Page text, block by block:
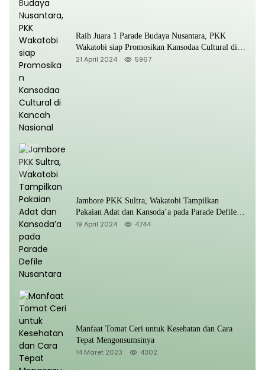
Raih Juara 1 Parade Budaya Nusantara, PKK
Wakatobi siap Promosikan Kansodaa Cultural di
Kancah Nasional
21 April 2024 5967
Jambore PKK Sultra, Wakatobi Tampilkan
Pakaian Adat dan Kansoda’a pada Parade Defile
Nusantara
19 April 2024 4744
Manfaat Tomat Ceri untuk Kesehatan dan Cara
Tepat Mengonsumsinya
14 Maret 2023 4302